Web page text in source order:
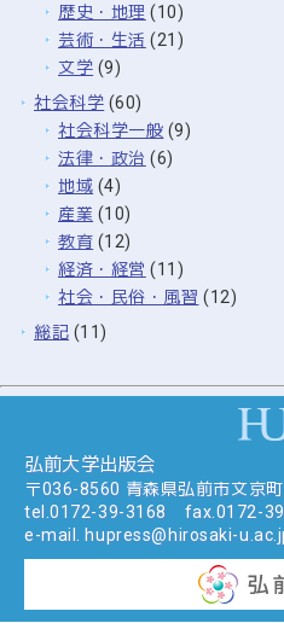
歴史・地理 (10)
芸術・生活 (21)
文学 (9)
社会科学 (60)
社会科学一般 (9)
法律・政治 (6)
地域 (4)
産業 (10)
教育 (12)
経済・経営 (11)
社会・民俗・風習 (12)
総記 (11)
弘前大学出版会
〒036-8560 青森県弘前市文京
tel.0172-39-3168
fax.0172-
e-mail. hupress@hirosaki-